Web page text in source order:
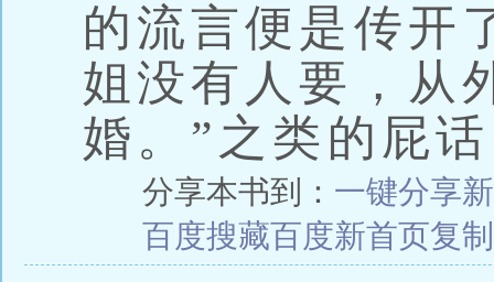
的流言便是传开
姐没有人要，从
婚。”之类的屁
分享本书到： 一键分享
百度搜藏百度新首页复